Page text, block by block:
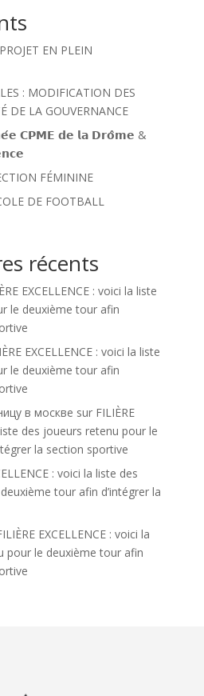
EN PLEIN
: MODIFICATION DES
DE LA GOUVERNANCE
𝗖𝗣𝗠𝗘 𝗱𝗲 𝗹𝗮 𝗗𝗿𝗼̂𝗺𝗲 &
FÉMININE
DE FOOTBALL
récents
EXCELLENCE : voici la liste
le deuxième tour afin
EXCELLENCE : voici la liste
le deuxième tour afin
в москве sur FILIÈRE
des joueurs retenu pour le
la section sportive
: voici la liste des
tour afin d’intégrer la
EXCELLENCE : voici la
pour le deuxième tour afin